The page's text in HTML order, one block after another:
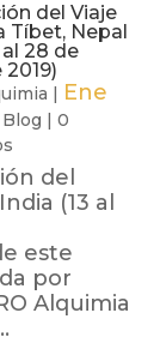
del Viaje
Tíbet, Nepal
al 28 de
| Ene
Blog |0
del
(13 al
este
por
Alquimia